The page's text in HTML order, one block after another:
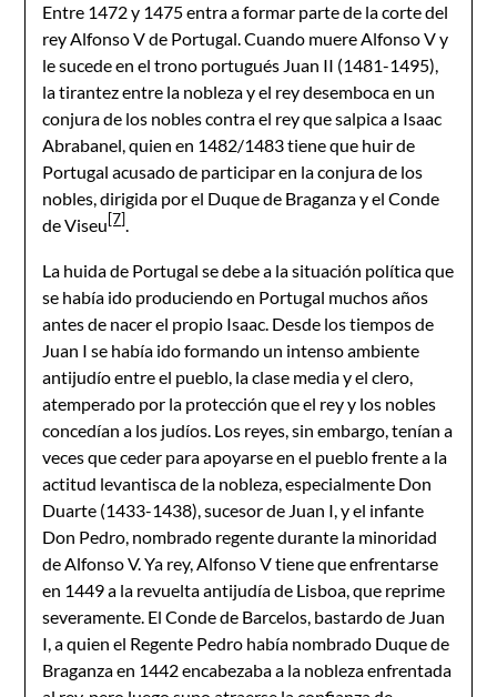
Entre 1472 y 1475 entra a formar parte de la corte del
rey Alfonso V de Portugal. Cuando muere Alfonso V y
le sucede en el trono portugués Juan II (1481-1495),
la tirantez entre la nobleza y el rey desemboca en un
conjura de los nobles contra el rey que salpica a Isaac
Abrabanel, quien en 1482/1483 tiene que huir de
Portugal acusado de participar en la conjura de los
nobles, dirigida por el Duque de Braganza y el Conde
de Viseu[7].
La huida de Portugal se debe a la situación política que
se había ido produciendo en Portugal muchos años
antes de nacer el propio Isaac. Desde los tiempos de
Juan I se había ido formando un intenso ambiente
antijudío entre el pueblo, la clase media y el clero,
atemperado por la protección que el rey y los nobles
concedían a los judíos. Los reyes, sin embargo, tenían a
veces que ceder para apoyarse en el pueblo frente a la
actitud levantisca de la nobleza, especialmente Don
Duarte (1433-1438), sucesor de Juan I, y el infante
Don Pedro, nombrado regente durante la minoridad
de Alfonso V. Ya rey, Alfonso V tiene que enfrentarse
en 1449 a la revuelta antijudía de Lisboa, que reprime
severamente. El Conde de Barcelos, bastardo de Juan
I, a quien el Regente Pedro había nombrado Duque de
Braganza en 1442 encabezaba a la nobleza enfrentada